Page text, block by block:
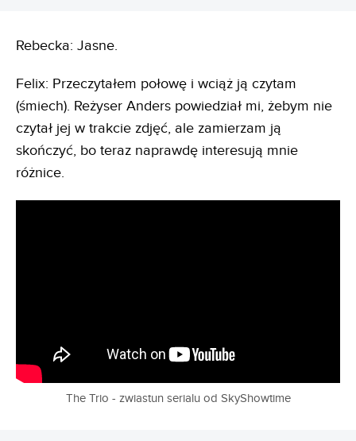
Rebecka: Jasne.
Felix: Przeczytałem połowę i wciąż ją czytam
(śmiech). Reżyser Anders powiedział mi, żebym nie
czytał jej w trakcie zdjęć, ale zamierzam ją
skończyć, bo teraz naprawdę interesują mnie
różnice.
The Trio - zwiastun serialu od SkyShowtime